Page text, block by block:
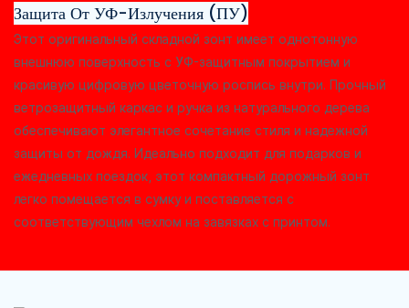
Защита От УФ-Излучения (ПУ)
Этот оригинальный складной зонт имеет однотонную
внешнюю поверхность с УФ-защитным покрытием и
красивую цифровую цветочную роспись внутри. Прочный
ветрозащитный каркас и ручка из натурального дерева
обеспечивают элегантное сочетание стиля и надежной
защиты от дождя. Идеально подходит для подарков и
ежедневных поездок, этот компактный дорожный зонт
легко помещается в сумку и поставляется с
соответствующим чехлом на завязках с принтом.